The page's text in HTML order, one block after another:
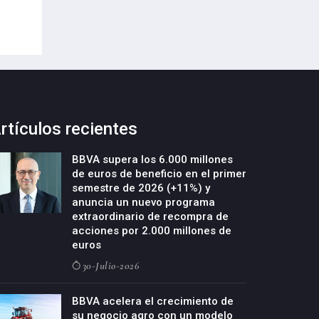
recientes
BBVA supera los 6.000 millones
de euros de beneficio en el primer
semestre de 2026 (+11%) y
anuncia un nuevo programa
extraordinario de recompra de
acciones por 2.000 millones de
euros
30-Julio-2026
BBVA acelera el crecimiento de
su negocio agro con un modelo